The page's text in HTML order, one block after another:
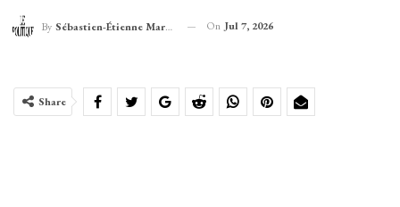
By Sébastien-Étienne Marechal On Jul 7, 2026
Share